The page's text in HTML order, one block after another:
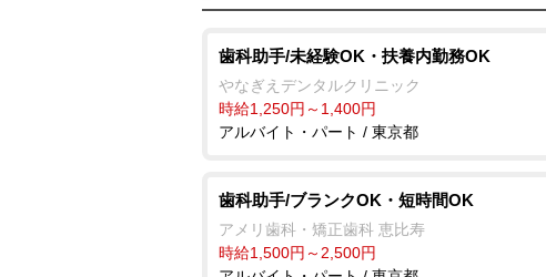
歯科助手/未経験OK・扶養内勤務OK
なぎえデンタルクリニック
時給1,250円～1,400円
アルバイト・パート / 東京都
歯科助手/ブランクOK・短時間OK
アメリ歯科・矯正歯科 恵比寿
時給1,500円～2,500円